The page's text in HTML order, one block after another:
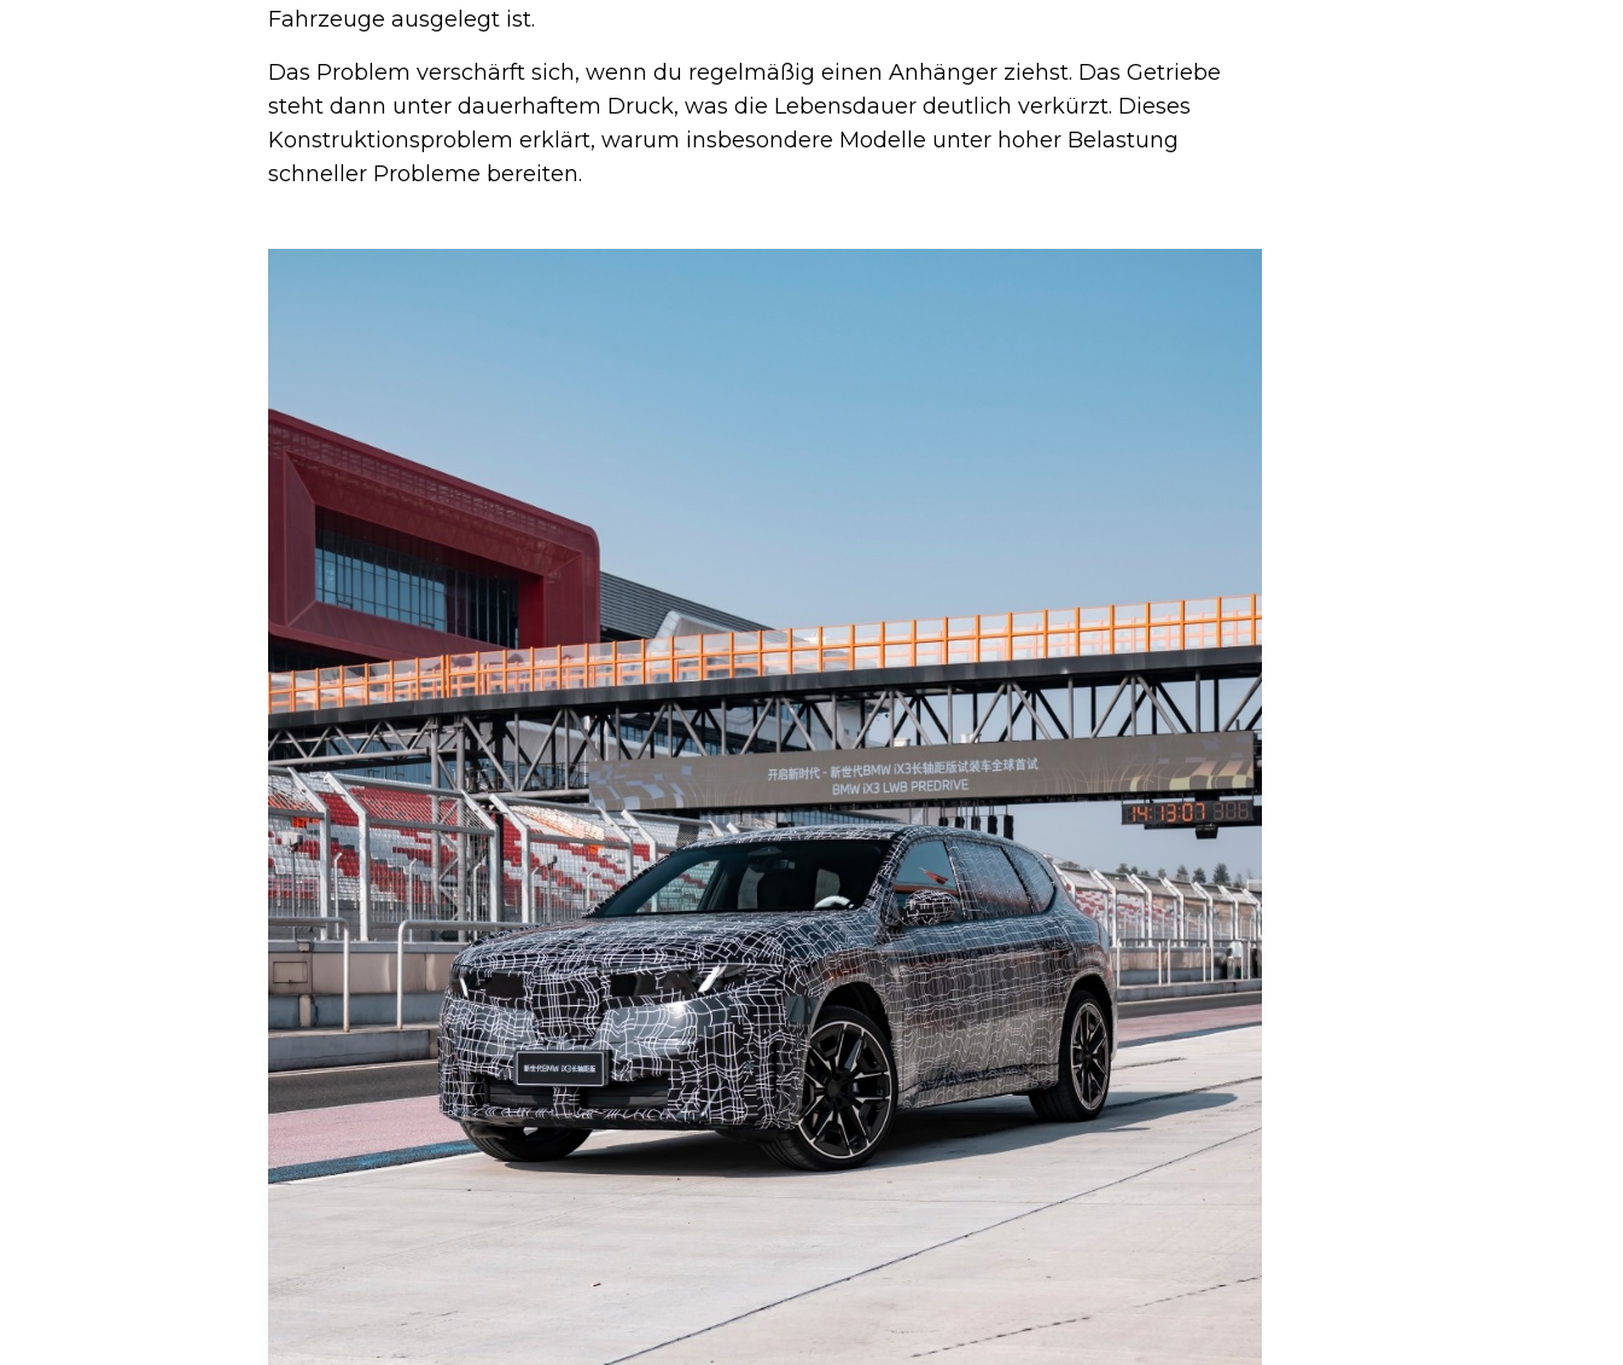
Fahrzeuge ausgelegt ist.
Das Problem verschärft sich, wenn du regelmäßig einen Anhänger ziehst. Das Getriebe
steht dann unter dauerhaftem Druck, was die Lebensdauer deutlich verkürzt. Dieses
Konstruktionsproblem erklärt, warum insbesondere Modelle unter hoher Belastung
schneller Probleme bereiten.